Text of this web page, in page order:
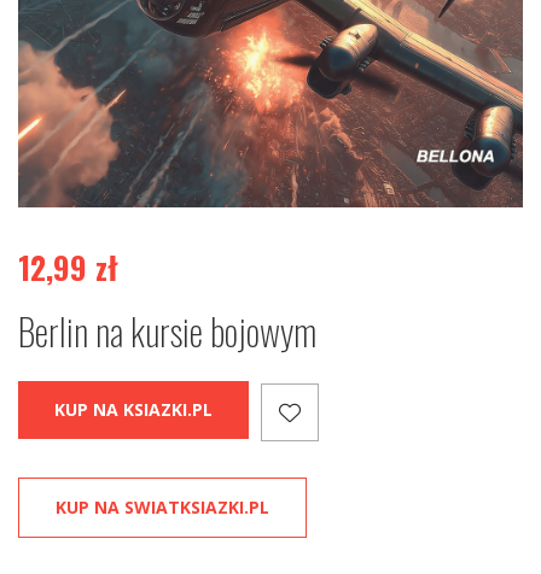
12,99 zł
Berlin na kursie bojowym
KUP NA KSIAZKI.PL
KUP NA SWIATKSIAZKI.PL